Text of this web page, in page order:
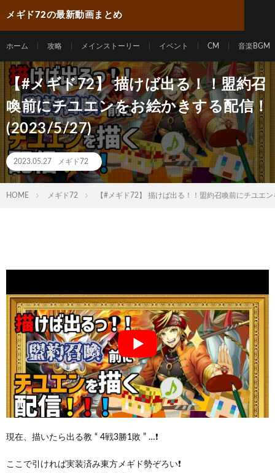
メギド72の最新動画まとめ
ホーム 攻略 メインストーリー イベント CM 音楽BGM
【#メギド72】 描けば出る！！盟約召
喚前にチユエンをお絵かきする配信！
(2023/5/27)
2023.05.27 メギド72
HOME メギド72 【#メギド72】 描けば出る！！盟約召喚前にチユエ
現在、描いたら出る教 “ 4戦3勝1敗 ” …❗
ここで引ければ実装済み東方メギド勢ぞろい❗